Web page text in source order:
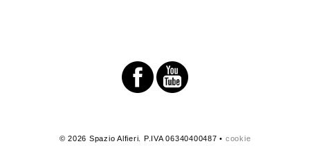
© 2026 Spazio Alfieri. P.IVA 06340400487 • cookie